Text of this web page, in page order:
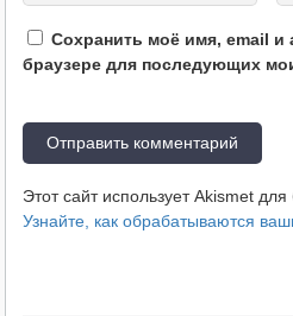
Сохранить моё имя, email и
браузере для последующих
Этот сайт использует Akismet
Узнайте, как обрабатываются